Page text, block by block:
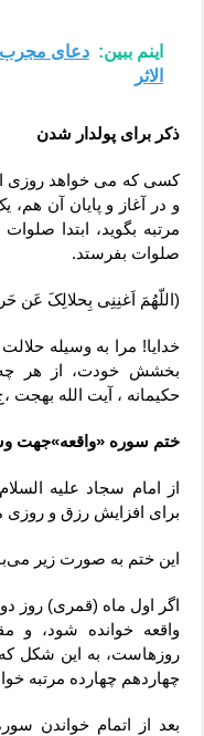
اینم ببین: دعای مجرب
الاثر
ذکر برای پولدار شدن
کسی که می خواهد روزی
صلوات بفرستد.
(اللّهُمَ اَغنِنِی بِحلالِکَ
خدایا! مرا به وسیله
بخشش خودت، از هر چه
حکیمانه ، آیت الله بهجت
ختم سوره «واقعه»جهت
از امام سجاد علیه
برای افزایش رزق و
این ختم به صورت زیر
اگر اول ماه (قمری) روز
واقعه خوانده شود، و
روزهاست، به این شکل که
چهاردهم چهارده مرتبه
بعد از اتمام خواندن